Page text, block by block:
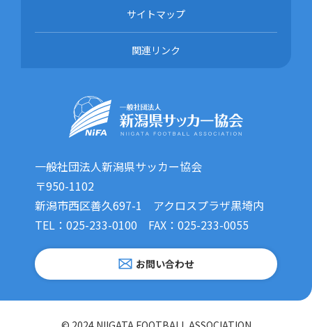
サイトマップ
関連リンク
一般社団法人新潟県サッカー協会
〒950-1102
新潟市西区善久697-1 アクロスプラザ黒埼内
TEL：025-233-0100 FAX：025-233-0055
お問い合わせ